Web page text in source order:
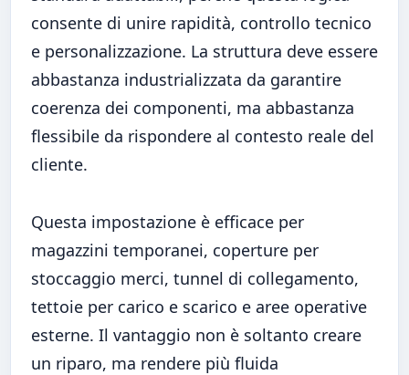
consente di unire rapidità, controllo tecnico
e personalizzazione. La struttura deve essere
abbastanza industrializzata da garantire
coerenza dei componenti, ma abbastanza
flessibile da rispondere al contesto reale del
cliente.
Questa impostazione è efficace per
magazzini temporanei, coperture per
stoccaggio merci, tunnel di collegamento,
tettoie per carico e scarico e aree operative
esterne. Il vantaggio non è soltanto creare
un riparo, ma rendere più fluida